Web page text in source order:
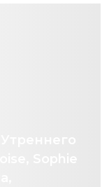
Sophie